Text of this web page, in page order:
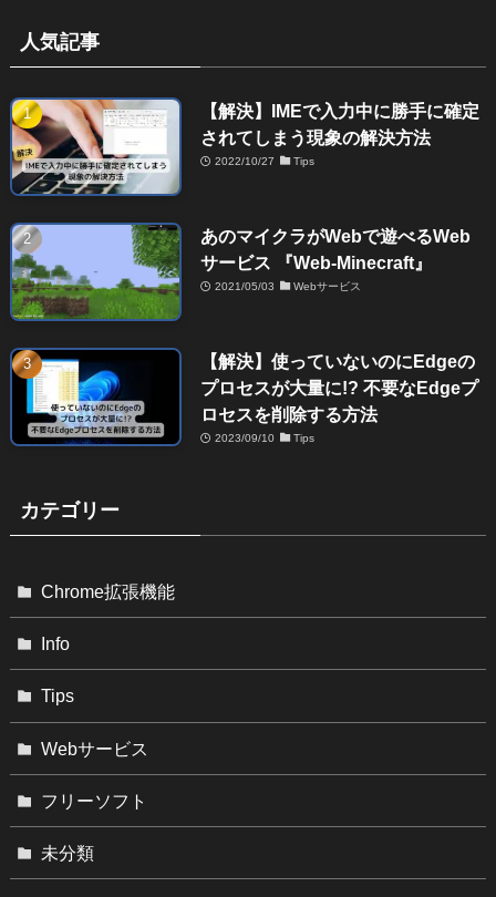
人気記事
【解決】IMEで入力中に勝手に確定
されてしまう現象の解決方法
2022/10/27 Tips
あのマイクラがWebで遊べるWeb
サービス 『Web-Minecraft』
2021/05/03 Webサービス
【解決】使っていないのにEdgeの
プロセスが大量に!? 不要なEdgeプ
ロセスを削除する方法
2023/09/10 Tips
カテゴリー
Chrome拡張機能
Info
Tips
Webサービス
フリーソフト
未分類